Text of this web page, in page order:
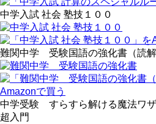
中学入試 社会 塾技１００
難関中学 受験国語の強化書（読解
中学受験 すらすら解ける魔法ワ
超入門